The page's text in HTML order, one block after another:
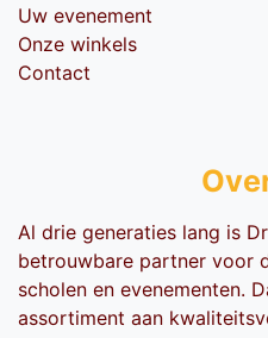
Uw evenement
Onze winkels
Contact
Al drie generaties lang is
betrouwbare partner voor
scholen en evenementen.
assortiment aan